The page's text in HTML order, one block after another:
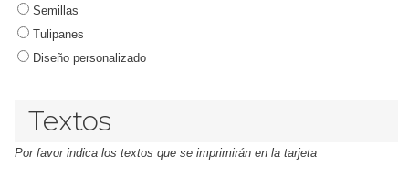
Semillas
Tulipanes
Diseño personalizado
Textos
Por favor indica los textos que se imprimirán en la tarjeta